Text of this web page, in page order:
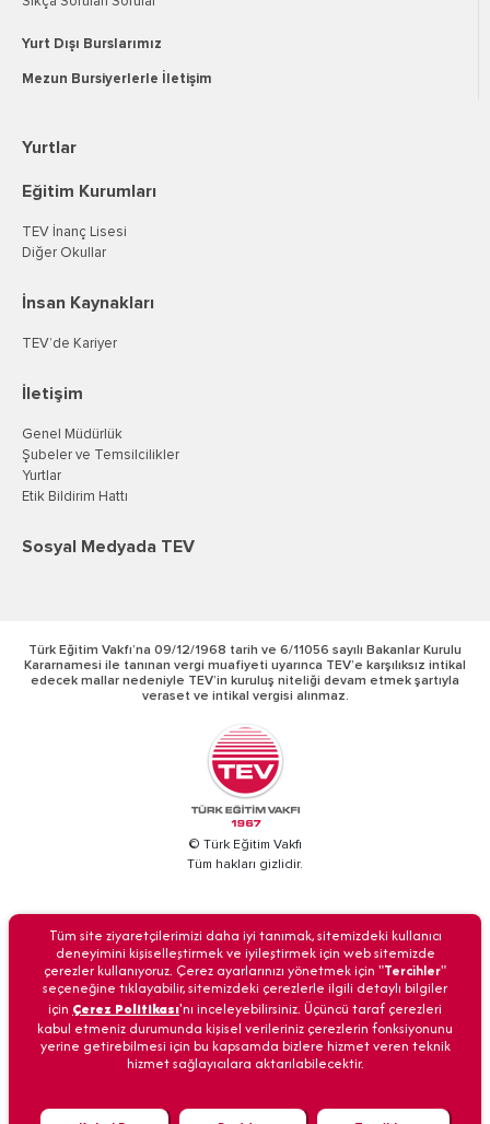
Yurt Dışı Burslarımız
Mezun Bursiyerlerle İletişim
Yurtlar
Eğitim Kurumları
TEV İnanç Lisesi
Diğer Okullar
İnsan Kaynakları
TEV’de Kariyer
İletişim
Genel Müdürlük
Şubeler ve Temsilcilikler
Yurtlar
Etik Bildirim Hattı
Sosyal Medyada TEV
Türk Eğitim Vakfı’na 09/12/1968 tarih ve 6/11056 sayılı Bakanlar Kurulu
Kararnamesi ile tanınan vergi muafiyeti uyarınca TEV’e karşılıksız intikal
edecek mallar nedeniyle TEV’in kuruluş niteliği devam etmek şartıyla
veraset ve intikal vergisi alınmaz.
© Türk Eğitim Vakfı
Tüm hakları gizlidir.
BİZİ ARAYIN
Anasayfa İletişim Veri Güvenliği Kişisel Verilerin Korunması
Tüm site ziyaretçilerimizi daha iyi tanımak, sitemizdeki kullanıcı
deneyimini kişiselleştirmek ve iyileştirmek için web sitemizde
çerezler kullanıyoruz. Çerez ayarlarınızı yönetmek için "Tercihler"
seçeneğine tıklayabilir, sitemizdeki çerezlerle ilgili detaylı bilgiler
için Çerez Politikası'nı inceleyebilirsiniz. Üçüncü taraf çerezleri
kabul etmeniz durumunda kişisel verileriniz çerezlerin fonksiyonunu
yerine getirebilmesi için bu kapsamda bizlere hizmet veren teknik
hizmet sağlayıcılara aktarılabilecektir.